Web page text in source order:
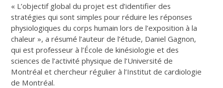
« L’objectif global du projet est d’identifier des
stratégies qui sont simples pour réduire les réponses
physiologiques du corps humain lors de l’exposition à la
chaleur », a résumé l’auteur de l’étude, Daniel Gagnon,
qui est professeur à l’École de kinésiologie et des
sciences de l’activité physique de l’Université de
Montréal et chercheur régulier à l’Institut de cardiologie
de Montréal.